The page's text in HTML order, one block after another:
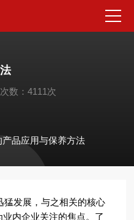
数：4111次
产品应用与保养方法
猛发展，与之相关的核心
内企业关注的焦点。了